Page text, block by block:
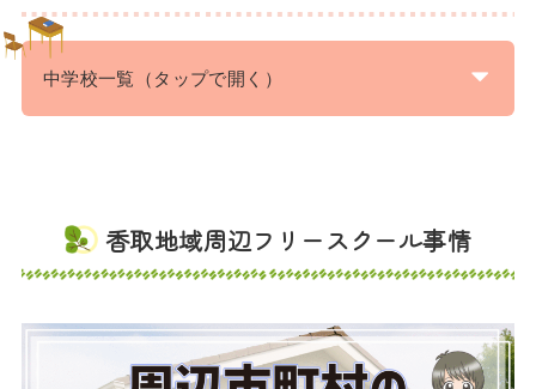
中学校一覧（タップで開く）
香取地域周辺フリースクール事情